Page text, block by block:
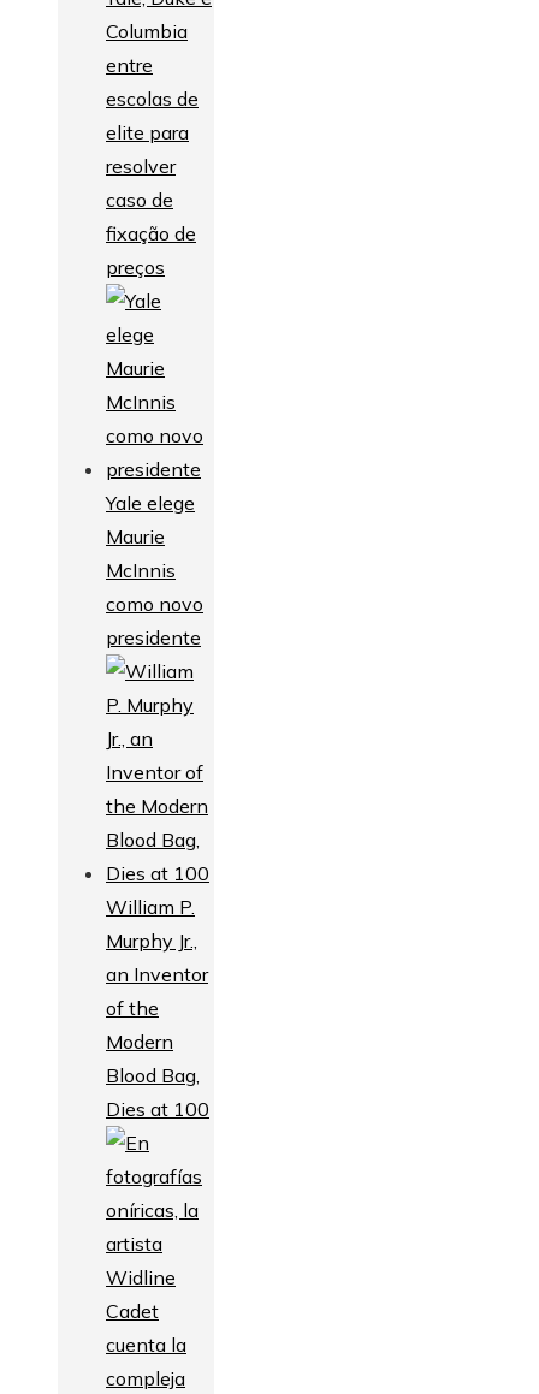
Columbia
entre
escolas de
elite para
resolver
caso de
fixação de
preços
Yale elege
Maurie
McInnis
como novo
presidente
William P.
Murphy Jr.,
an Inventor
of the
Modern
Blood Bag,
Dies at 100